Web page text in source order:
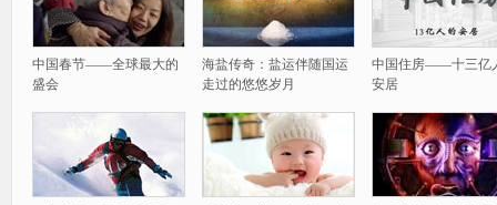
中国春节——全球最大的
盛会
海盐传奇：盐运伴随国运
走过的悠悠岁月
中国住房——十三亿
安居